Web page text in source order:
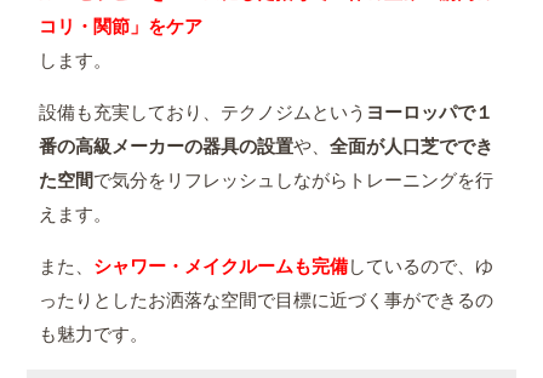
コリ・関節」をケア
します。
設備も充実しており、テクノジムという ヨーロッパで１
番の高級メーカーの器具の設置や、 全面が人口芝ででき
た空間で気分をリフレッシュしながらトレーニングを行
えます。
また、 シャワー・メイクルームも完備しているので、ゆ
ったりとしたお洒落な空間で目標に近づく事ができるの
も魅力です。